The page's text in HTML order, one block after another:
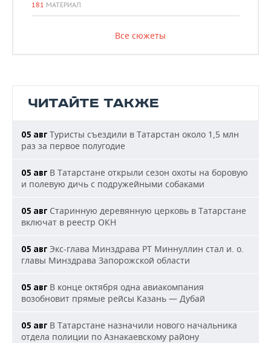
181 МАТЕРИАЛ
Все сюжеты
ЧИТАЙТЕ ТАКЖЕ
05 авг Туристы съездили в Татарстан около 1,5 млн
раз за первое полугодие
05 авг В Татарстане открыли сезон охоты на боровую
и полевую дичь с подружейными собаками
05 авг Старинную деревянную церковь в Татарстане
включат в реестр ОКН
05 авг Экс-глава Минздрава РТ Миннуллин стал и. о.
главы Минздрава Запорожской области
05 авг В конце октября одна авиакомпания
возобновит прямые рейсы Казань — Дубай
05 авг В Татарстане назначили нового начальника
отдела полиции по Азнакаевскому району